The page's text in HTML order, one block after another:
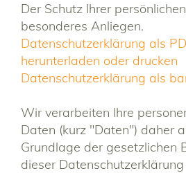
Der Schutz Ihrer
besonderes Anliegen.
Datenschutzerklärung als
herunterladen oder drucken
Datenschutzerklärung als
Wir verarbeiten Ihre
Daten (kurz "Daten") daher
Grundlage der gesetzlichen
dieser